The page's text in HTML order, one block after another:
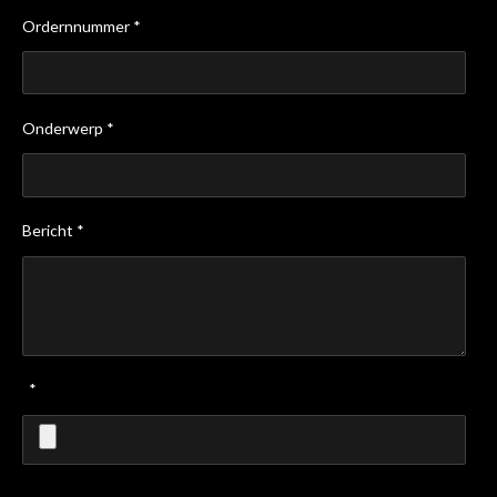
Ordernnummer *
Onderwerp *
Bericht *
*